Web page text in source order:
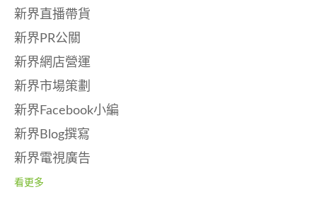
新界直播帶貨
新界PR公關
新界網店營運
新界市場策劃
新界Facebook小編
新界Blog撰寫
新界電視廣告
看更多